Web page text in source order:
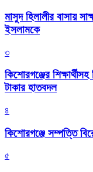
মাসুদ হিলালীর বাসায়
ইসলামকে
৩
কিশোরগঞ্জের
টাকার হাতবদল
৪
কিশোরগঞ্জে সম্পত্তি
৫